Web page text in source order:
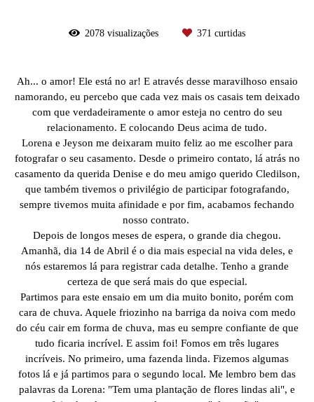
2078 visualizações 371 curtidas
Ah... o amor! Ele está no ar! E através desse maravilhoso ensaio
namorando, eu percebo que cada vez mais os casais tem deixado
com que verdadeiramente o amor esteja no centro do seu
relacionamento. E colocando Deus acima de tudo.
Lorena e Jeyson me deixaram muito feliz ao me escolher para
fotografar o seu casamento. Desde o primeiro contato, lá atrás no
casamento da querida Denise e do meu amigo querido Cledilson,
que também tivemos o privilégio de participar fotografando,
sempre tivemos muita afinidade e por fim, acabamos fechando
nosso contrato.
Depois de longos meses de espera, o grande dia chegou.
Amanhã, dia 14 de Abril é o dia mais especial na vida deles, e
nós estaremos lá para registrar cada detalhe. Tenho a grande
certeza de que será mais do que especial.
Partimos para este ensaio em um dia muito bonito, porém com
cara de chuva. Aquele friozinho na barriga da noiva com medo
do céu cair em forma de chuva, mas eu sempre confiante de que
tudo ficaria incrível. E assim foi! Fomos em três lugares
incríveis. No primeiro, uma fazenda linda. Fizemos algumas
fotos lá e já partimos para o segundo local. Me lembro bem das
palavras da Lorena: "Tem uma plantação de flores lindas ali", e